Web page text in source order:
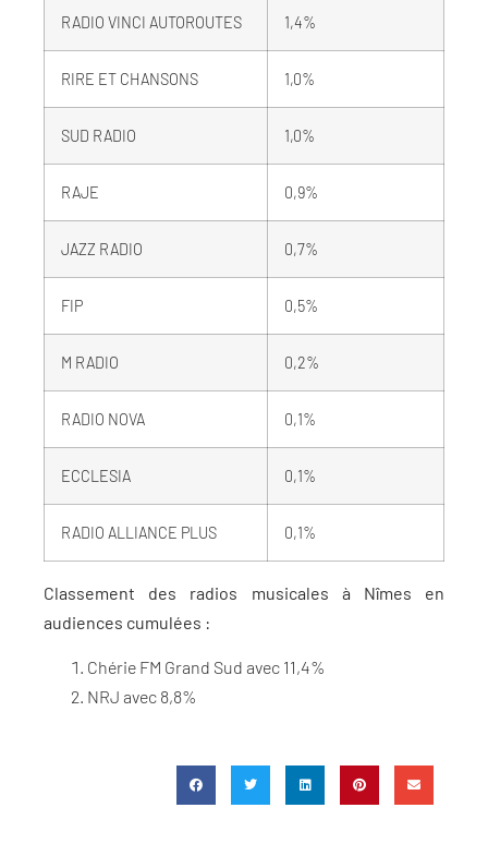
RADIO VINCI AUTOROUTES 1,4%
RIRE ET CHANSONS 1,0%
SUD RADIO 1,0%
RAJE 0,9%
JAZZ RADIO 0,7%
FIP 0,5%
M RADIO 0,2%
RADIO NOVA 0,1%
ECCLESIA 0,1%
RADIO ALLIANCE PLUS 0,1%
Classement des radios musicales à Nîmes en
audiences cumulées :
Chérie FM Grand Sud avec 11,4%
NRJ avec 8,8%